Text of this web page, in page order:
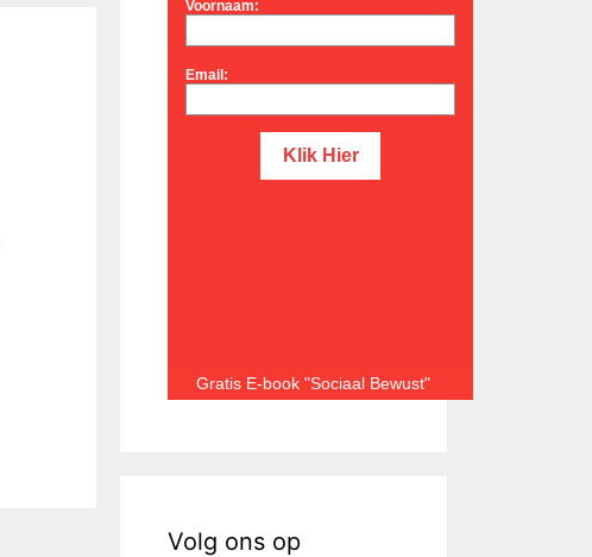
Voornaam:
Email:
Gratis E-book "Sociaal Bewust"
Volg ons op